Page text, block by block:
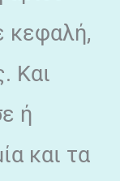
κεφαλή,
Και
ή
και τα